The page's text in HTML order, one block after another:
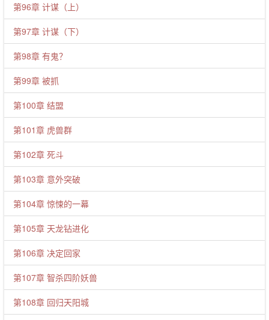
第96章 计谋（上）
第97章 计谋（下）
第98章 有鬼？
第99章 被抓
第100章 结盟
第101章 虎兽群
第102章 死斗
第103章 意外突破
第104章 惊悚的一幕
第105章 天龙钻进化
第106章 决定回家
第107章 智杀四阶妖兽
第108章 回归天阳城